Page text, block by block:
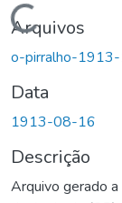
Carregando...
Arquivos
o-pirralho-
Data
1913-08-16
Descrição
Arquivo gerado